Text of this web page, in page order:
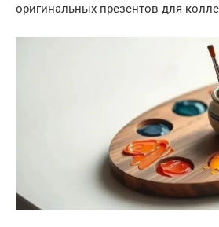
оригинальных презентов для